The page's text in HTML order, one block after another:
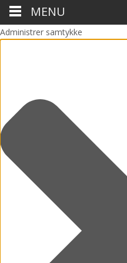
Administrer samtykke
MENU